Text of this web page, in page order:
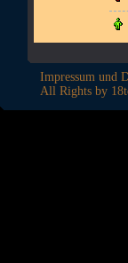
Impressum und
All Rights by